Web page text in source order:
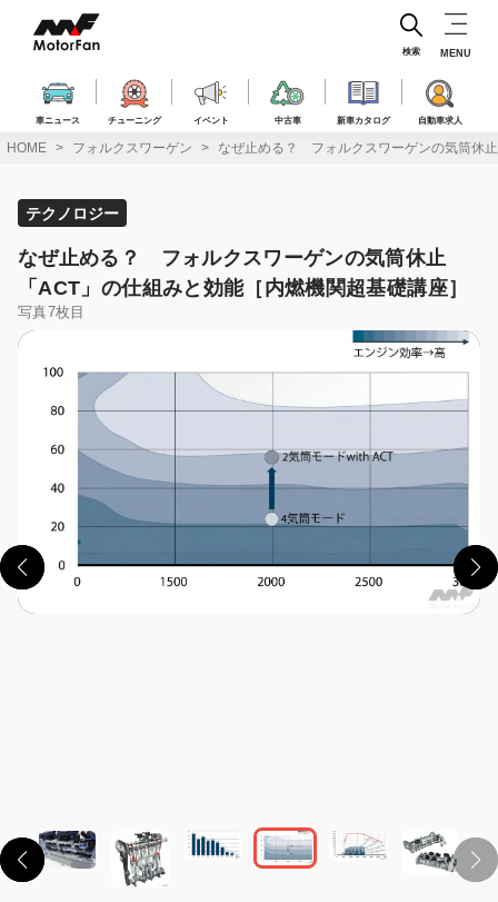
ス
車ニュース チューニング イベント 中古車 新車カタログ 自動車求人
検索 MENU
HOME フォルクスワーゲン なぜ止める？ フォルクスワーゲンの気筒休
テクノロジー
なぜ止める？ フォルクスワーゲンの気筒休止
「ACT」の仕組みと効能［内燃機関超基礎講座］
写真7枚目